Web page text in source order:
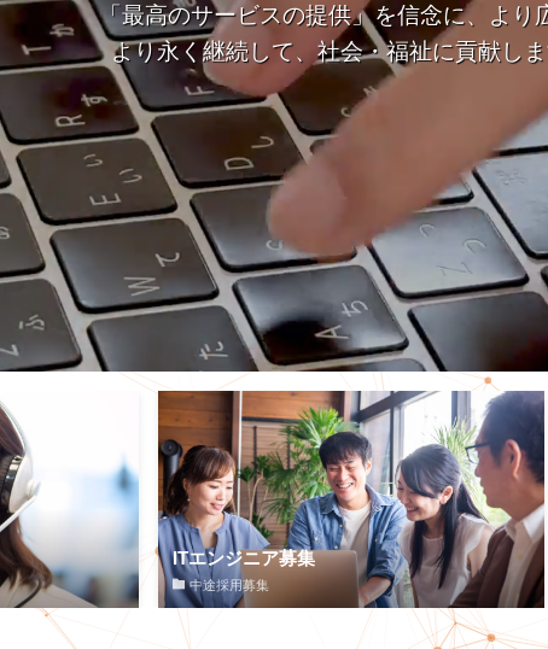
「最高のサービスの提供」を信念に、より
より永く継続して、社会・福祉に貢献しま
ITエンジニア募集
中途採用募集